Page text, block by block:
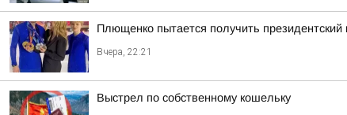
Плющенко пытается получить
Вчера, 22:21
Выстрел по собственному кошельку